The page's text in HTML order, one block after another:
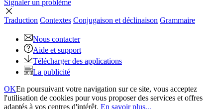
Signaler un problème
Traduction Contextes Conjugaison et déclinaison Grammaire
Nous contacter
Aide et support
Télécharger des applications
La publicité
OKEn poursuivant votre navigation sur ce site, vous acceptez
l'utilisation de cookies pour vous proposer des services et offres
adaptés à vos centres d'intérêt. En savoir plus...